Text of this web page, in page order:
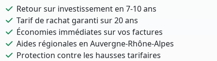
Retour sur investissement en 7-10 ans
Tarif de rachat garanti sur 20 ans
Économies immédiates sur vos factures
Aides régionales en Auvergne-Rhône-Alpes
Protection contre les hausses tarifaires